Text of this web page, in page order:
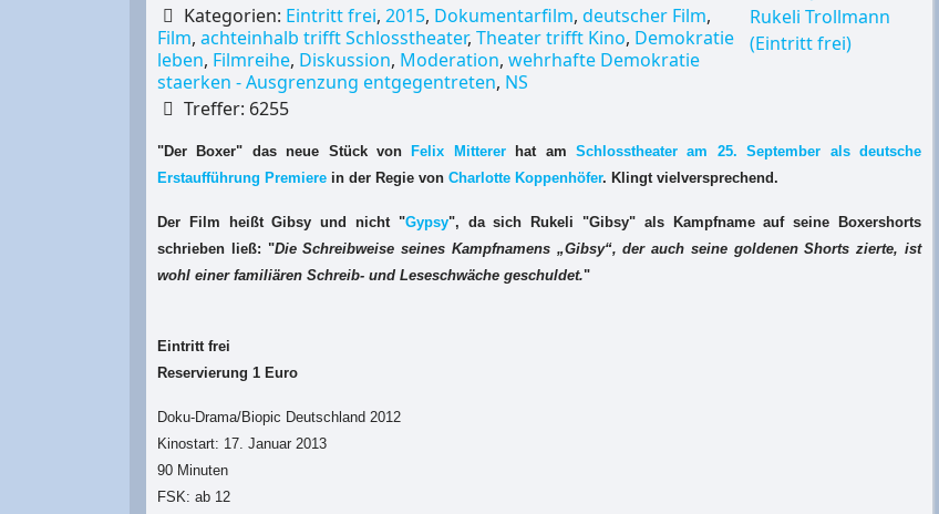
Kategorien: Eintritt frei, 2015, Dokumentarfilm, deutscher Film,
Film, achteinhalb trifft Schlosstheater, Theater trifft Kino, Demokratie
leben, Filmreihe, Diskussion, Moderation, wehrhafte Demokratie
staerken - Ausgrenzung entgegentreten, NS
Treffer: 6255
"Der Boxer" das neue Stück von Felix Mittererhat amSchlosstheater am 25. September als deutsche
Erstaufführung Premiere in der Regie von Charlotte Koppenhöfer. Klingt vielversprechend.
Der Film heißt Gibsy und nicht "Gypsy", da sich Rukeli "Gibsy" als Kampfname auf seine Boxershorts
schrieben ließ: "Die Schreibweise seines Kampfnamens „Gibsy“, der auch seine goldenen Shorts zierte, ist
wohl einer familiären Schreib- und Leseschwäche geschuldet."
Eintritt frei
Reservierung 1 Euro
Doku-Drama/Biopic Deutschland 2012
Kinostart: 17. Januar 2013
90 Minuten
FSK: ab 12